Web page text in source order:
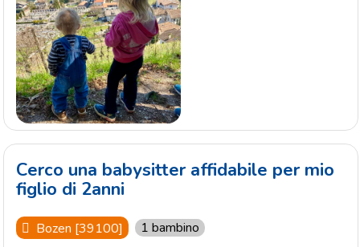
Cerco una babysitter affidabile per mio
figlio di 2anni
Bozen [39100] 1 bambino